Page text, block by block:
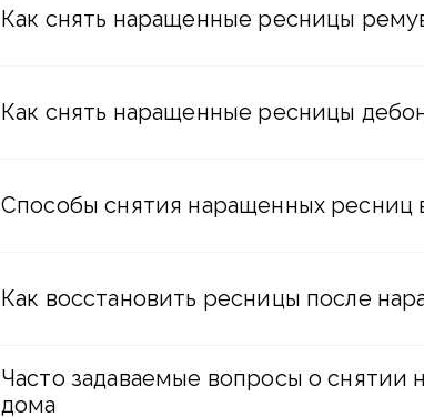
Как снять наращенные ресницы
Как снять наращенные ресницы
Способы снятия наращенных ресниц
Как восстановить ресницы после
Часто задаваемые вопросы о снятии
дома